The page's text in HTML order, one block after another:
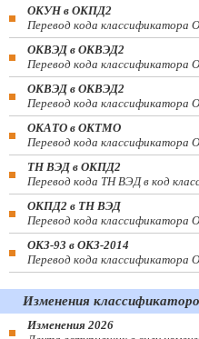
ОКУН в ОКПД2
Перевод кода
ОКВЭД в ОКВЭД2
Перевод кода
ОКВЭД в ОКВЭД2
Перевод кода
ОКАТО в ОКТМО
Перевод кода
ТН ВЭД в ОКПД2
Перевод кода ТН ВЭД в код
ОКПД2 в ТН ВЭД
Перевод кода
ОКЗ-93 в ОКЗ-2014
Перевод кода классификатора
Изменения
Изменения 2026